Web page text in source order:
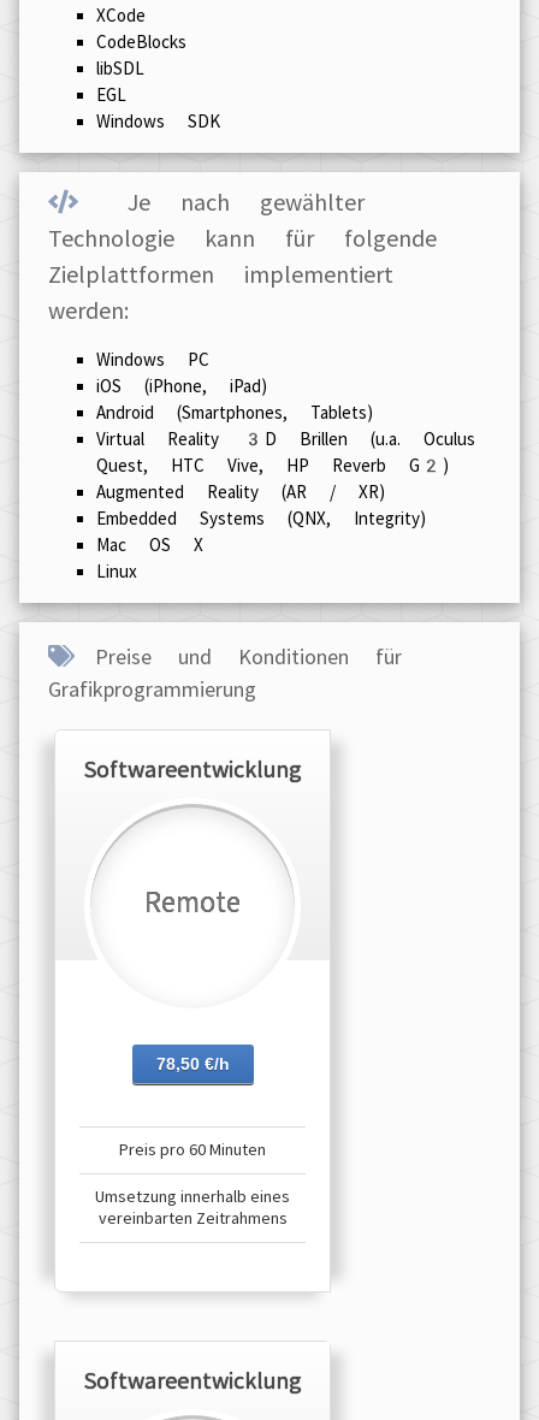
XCode
CodeBlocks
libSDL
EGL
Windows SDK
Je nach gewählter
Technologie kann für folgende
Zielplattformen implementiert
werden:
Windows PC
iOS (iPhone, iPad)
Android (Smartphones, Tablets)
Virtual Reality 3D Brillen (u.a. Oculus
Quest, HTC Vive, HP Reverb G2)
Augmented Reality (AR / XR)
Embedded Systems (QNX, Integrity)
Mac OS X
Linux
Preise und Konditionen für
Grafikprogrammierung
Softwareentwicklung
Remote
78,50 €/h
Preis pro 60 Minuten
Umsetzung innerhalb eines
vereinbarten Zeitrahmens
Softwareentwicklung